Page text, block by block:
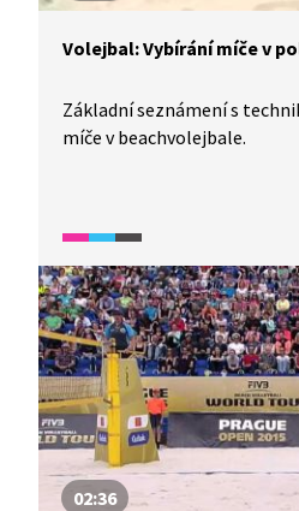
Volejbal: Vybírání míče v
Základní seznámení s
míče v beachvolejbale.
02:36